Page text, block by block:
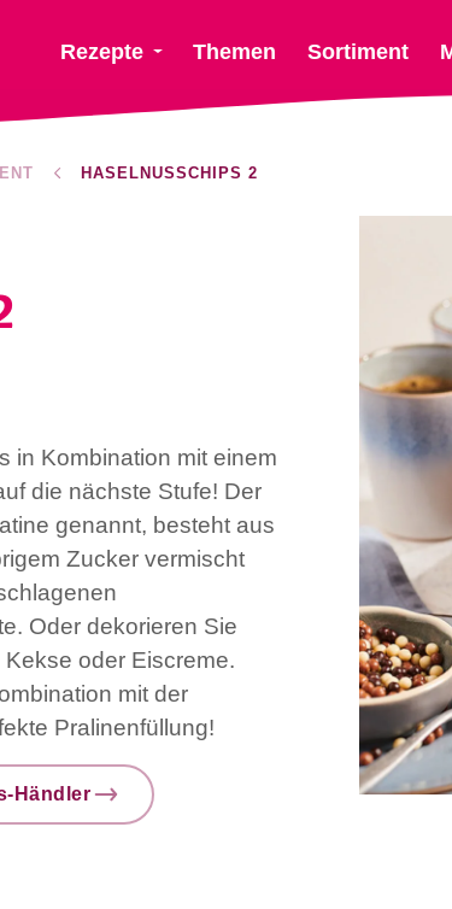
Rezepte Themen Sortiment
HASELNUSSCHIPS 2
in Kombination mit einem
die nächste Stufe! Der
genannt, besteht aus
Zucker vermischt
Oder dekorieren Sie
oder Eiscreme.
mit der
Pralinenfüllung!
Händler